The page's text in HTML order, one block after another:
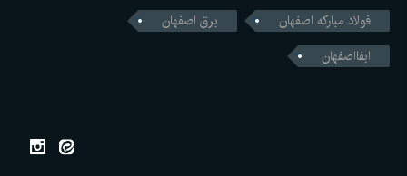
فولاد مبارکه اصفهان
برق اصفهان
ابفااصفهان